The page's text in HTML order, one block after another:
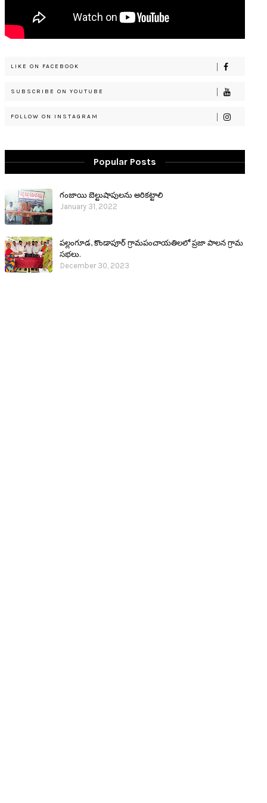
LIKE ON FACEBOOK
SUBSCRIBE ON YOUTUBE
FOLLOW ON INSTAGRAM
Popular Posts
గంజాయి బెల్టుషాపులను అరికట్టాలి
January 31, 2022
పల్లంగూడ, కొండాపూర్ గ్రామపంచాయతిలలో ప్రజా పాలన గ్రామ
సభలు.
December 30, 2023